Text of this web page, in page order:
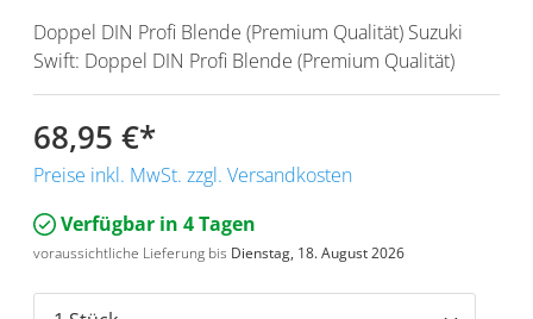
Doppel DIN Profi Blende (Premium Qualität) Suzuki
Swift: Doppel DIN Profi Blende (Premium Qualität)
68,95 €*
Preise inkl. MwSt. zzgl. Versandkosten
Verfügbar in 4 Tagen
voraussichtliche Lieferung bis Dienstag, 18. August 2026